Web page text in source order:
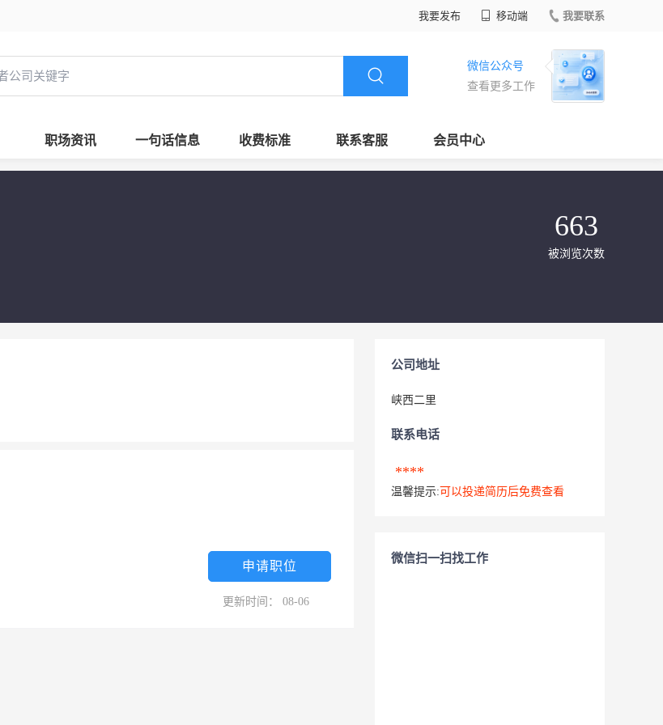
我要发布 移动端 我要联系
微信公众号
查看更多工作
职场资讯 一句话信息 收费标准 联系客服 会员中心
663
被浏览次数
申请职位
更新时间： 08-06
公司地址
峡西二里
联系电话
****
温馨提示: 可以投递简历后免费查看
微信扫一扫找工作